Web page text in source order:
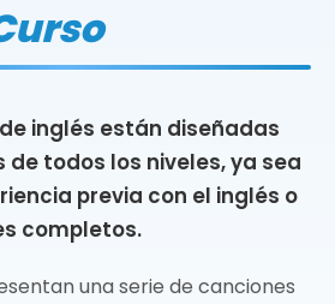
inglés están diseñadas
todos los niveles, ya sea
previa con el inglés o
completos.
una serie de canciones